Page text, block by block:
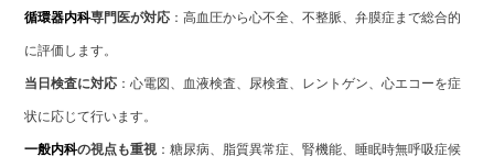
循環器内科専門医が対応 ：高血圧から心不全、不整脈、弁膜症まで総合的
に評価します。
当日検査に対応 ：心電図、血液検査、尿検査、レントゲン、心エコーを症
状に応じて行います。
一般内科の視点も重視：糖尿病、脂質異常症、腎機能、睡眠時無呼吸症候